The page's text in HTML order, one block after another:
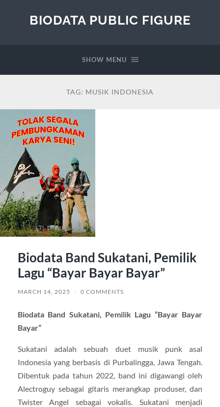
BIODATA PUBLIC FIGURE
SHOW MENU
TAG: MUSIK INDONESIA
Biodata Band Sukatani, Pemilik
Lagu “Bayar Bayar Bayar”
MARCH 14, 2025 / 0 COMMENTS
Biodata Band Sukatani, Pemilik Lagu “Bayar Bayar
Bayar”
Sukatani adalah sebuah duet musik punk asal
Indonesia yang berbasis di Purbalingga, Jawa Tengah.
Dibentuk pada tahun 2022, band ini digawangi oleh
Alectroguy sebagai gitaris merangkap produser, dan
Twister Angel sebagai vokalis. Sukatani menjadi